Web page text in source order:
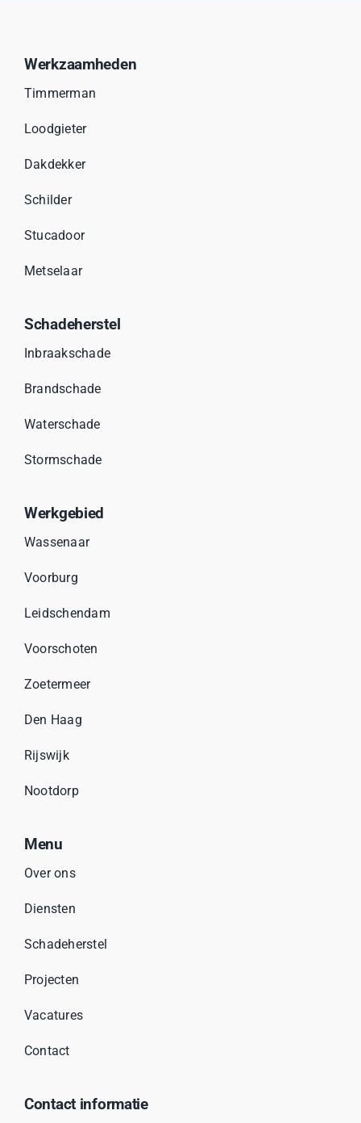
Werkzaamheden
Timmerman
Loodgieter
Dakdekker
Schilder
Stucadoor
Metselaar
Schadeherstel
Inbraakschade
Brandschade
Waterschade
Stormschade
Werkgebied
Wassenaar
Voorburg
Leidschendam
Voorschoten
Zoetermeer
Den Haag
Rijswijk
Nootdorp
Menu
Over ons
Diensten
Schadeherstel
Projecten
Vacatures
Contact
Contact informatie